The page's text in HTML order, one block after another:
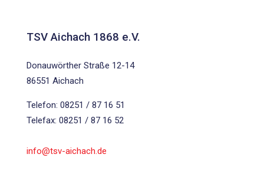
TSV Aichach 1868 e.V.
Donauwörther Straße 12-14
86551 Aichach
Telefon: 08251 / 87 16 51
Telefax: 08251 / 87 16 52
info@tsv-aichach.de